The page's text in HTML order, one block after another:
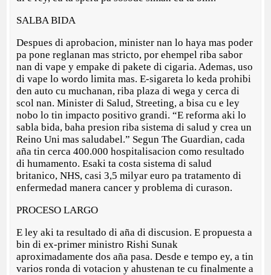
SALBA BIDA
Despues di aprobacion, minister nan lo haya mas poder
pa pone reglanan mas stricto, por ehempel riba sabor
nan di vape y empake di pakete di cigaria. Ademas, uso
di vape lo wordo limita mas. E-sigareta lo keda prohibi
den auto cu muchanan, riba plaza di wega y cerca di
scol nan. Minister di Salud, Streeting, a bisa cu e ley
nobo lo tin impacto positivo grandi. “E reforma aki lo
sabla bida, baha presion riba sistema di salud y crea un
Reino Uni mas saludabel.” Segun The Guardian, cada
aña tin cerca 400.000 hospitalisacion como resultado
di humamento. Esaki ta costa sistema di salud
britanico, NHS, casi 3,5 milyar euro pa tratamento di
enfermedad manera cancer y problema di curason.
PROCESO LARGO
E ley aki ta resultado di aña di discusion. E propuesta a
bin di ex-primer ministro Rishi Sunak
aproximadamente dos aña pasa. Desde e tempo ey, a tin
varios ronda di votacion y ahustenan te cu finalmente a